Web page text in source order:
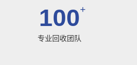
100+
专业回收团队